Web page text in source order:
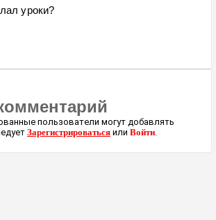
уроки?
пользователи могут добавлять
Зарегистрироваться или Войти